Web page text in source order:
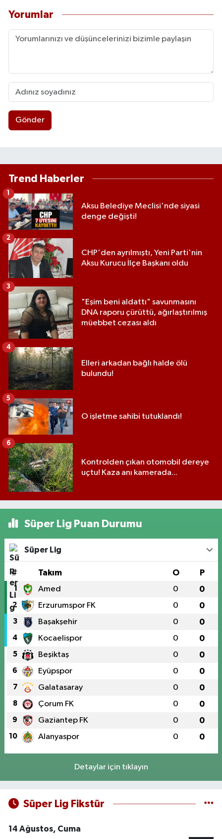
Yorumlar
Gönder
Trend Haberler
Aksu Belediye Meclisi'nde siyasi
denge değişti!
1
CHP'den ayrılmıştı, Yeni Parti'nin
Aksu Kurucu İlçe Başkanı oldu
2
"Eşim beni aldattı" savunmasını
DNA raporu çürüttü, ağırlaştırılmış
müebbet cezası aldı
3
Elleri arkadan bağlı halde ölü
bulundu!
4
O işletme sahibi tutuklandı!
5
Kontrolden çıkan otomobil dereye
uçtu! Kaza anı kamerada...
6
Süper Lig Puan Durumu
Süper Lig
# Takım O P
1 Amed 0 0
2 Erzurumspor FK 0 0
3 Başakşehir 0 0
4 Kocaelispor 0 0
5 Beşiktaş 0 0
6 Eyüpspor 0 0
7 Galatasaray 0 0
8 Çorum FK 0 0
9 Gaziantep FK 0 0
10 Alanyaspor 0 0
Detaylar için tıklayın
Süper Lig Fikstür
14 Ağustos, Cuma